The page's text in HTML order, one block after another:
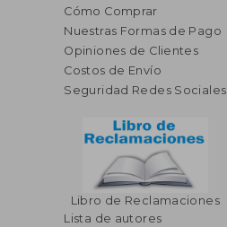
Cómo Comprar
Nuestras Formas de Pago
Opiniones de Clientes
Costos de Envío
Seguridad Redes Sociales
Libro de Reclamaciones
Lista de autores